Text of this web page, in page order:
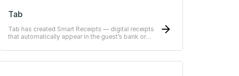
Tab
Tab has created Smart Receipts — digital receipts
that automatically appear in the guest’s bank or